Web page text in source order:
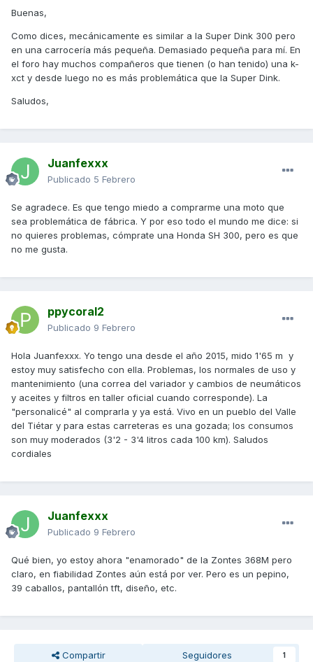
Buenas,
Como dices, mecánicamente es similar a la Super Dink 300 pero
en una carrocería más pequeña. Demasiado pequeña para mí. En
el foro hay muchos compañeros que tienen (o han tenido) una k-
xct y desde luego no es más problemática que la Super Dink.
Saludos,
Juanfexxx
Publicado 5 Febrero
Se agradece. Es que tengo miedo a comprarme una moto que
sea problemática de fábrica. Y por eso todo el mundo me dice: si
no quieres problemas, cómprate una Honda SH 300, pero es que
no me gusta.
ppycoral2
Publicado 9 Febrero
Hola Juanfexxx. Yo tengo una desde el año 2015, mido 1'65 m y
estoy muy satisfecho con ella. Problemas, los normales de uso y
mantenimiento (una correa del variador y cambios de neumáticos
y aceites y filtros en taller oficial cuando corresponde). La
"personalicé" al comprarla y ya está. Vivo en un pueblo del Valle
del Tiétar y para estas carreteras es una gozada; los consumos
son muy moderados (3'2 - 3'4 litros cada 100 km). Saludos
cordiales
Juanfexxx
Publicado 9 Febrero
Qué bien, yo estoy ahora "enamorado" de la Zontes 368M pero
claro, en fiabilidad Zontes aún está por ver. Pero es un pepino,
39 caballos, pantallón tft, diseño, etc.
Compartir Seguidores 1